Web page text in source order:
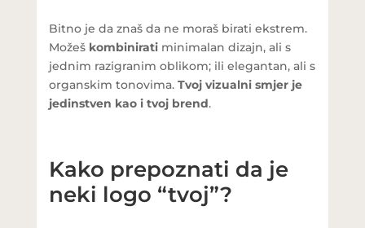
Bitno je da znaš da ne moraš birati ekstrem.
Možeš kombiniratiminimalan dizajn, ali s
jednim razigranim oblikom; ili elegantan, ali s
organskim tonovima. Tvoj vizualni smjer je
jedinstven kao i tvoj brend.
Kako prepoznati da je
neki logo “tvoj”?